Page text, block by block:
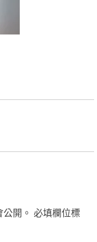
開。 必填欄位標